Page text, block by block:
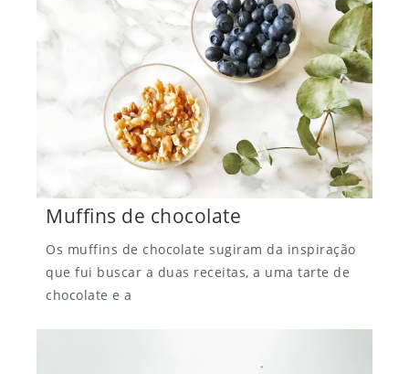
Muffins de chocolate
Os muffins de chocolate sugiram da inspiração
que fui buscar a duas receitas, a uma tarte de
chocolate e a